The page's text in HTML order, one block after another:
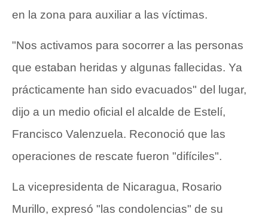
en la zona para auxiliar a las víctimas.
"Nos activamos para socorrer a las personas
que estaban heridas y algunas fallecidas. Ya
prácticamente han sido evacuados" del lugar,
dijo a un medio oficial el alcalde de Estelí,
Francisco Valenzuela. Reconoció que las
operaciones de rescate fueron "difíciles".
La vicepresidenta de Nicaragua, Rosario
Murillo, expresó "las condolencias" de su